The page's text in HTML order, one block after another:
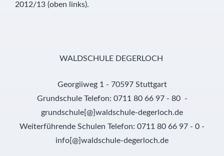
2012/13 (oben links).
WALDSCHULE DEGERLOCH
Georgiiweg 1 - 70597 Stuttgart
Grundschule Telefon: 0711 80 66 97 - 80 -
grundschule[@]waldschule-degerloch.de
Weiterführende Schulen Telefon: 0711 80 66 97 - 0 -
info[@]waldschule-degerloch.de